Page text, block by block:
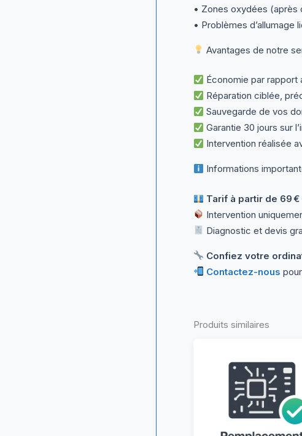
• Zones oxydées (après
• Problèmes d’allumage
Avantages de notre
Économie par rapport
Réparation ciblée,
Sauvegarde de vos
Garantie 30 jours sur
Intervention réalisée
Informations
Tarif à partir de 69 €
Intervention
Diagnostic et devis
Confiez votre
Contactez-nous
Produits similaires